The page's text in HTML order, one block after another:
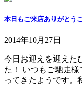
本日もご来店ありがとう
2014年10月27日
今日お迎えを迎えた
た！ いつもご馳走
ってきたようです。